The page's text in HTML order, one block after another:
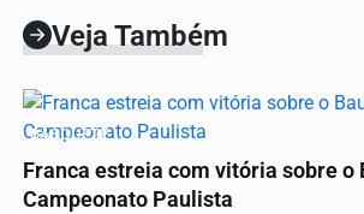
Veja Também
BASQUETE
Franca estreia com vitória sobre o
Campeonato Paulista